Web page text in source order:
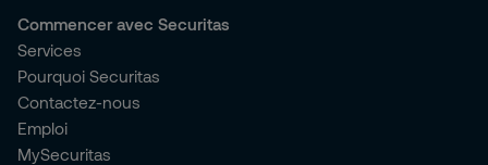
Commencer avec Securitas
Services
Pourquoi Securitas
Contactez-nous
Emploi
MySecuritas